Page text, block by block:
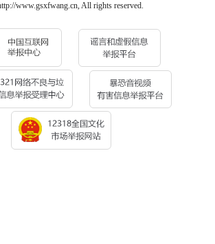
www.gsxfwang.cn, All rights reserved.